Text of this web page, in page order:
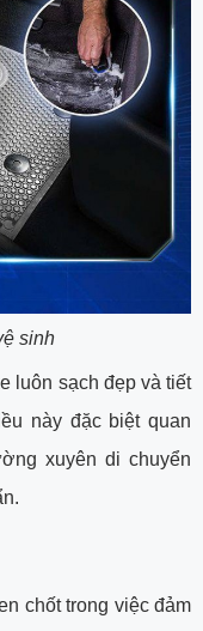
sinh
luôn sạch đẹp và tiết
này đặc biệt quan
xuyên di chuyển
chốt trong việc đảm